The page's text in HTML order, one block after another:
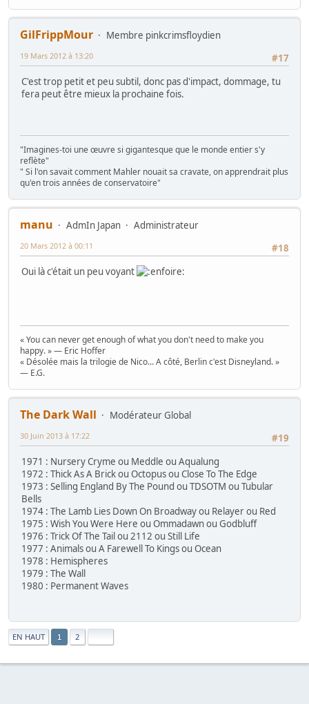
GilFrippMour
Membre pinkcrimsfloydien
#17
19 Mars 2012 à 13:20
C'est trop petit et peu subtil, donc pas d'impact, dommage, tu
fera peut être mieux la prochaine fois.
"Imagines-toi une œuvre si gigantesque que le monde entier s'y
reflète"
" Si l'on savait comment Mahler nouait sa cravate, on apprendrait plus
qu'en trois années de conservatoire"
manu AdmIn Japan
Administrateur
#18
20 Mars 2012 à 00:11
Oui là c'était un peu voyant
« You can never get enough of what you don't need to make you
happy. » — Eric Hoffer
« Désolée mais la trilogie de Nico... A côté, Berlin c'est Disneyland. »
— E.G.
The Dark Wall
Modérateur Global
#19
30 Juin 2013 à 17:22
1971 : Nursery Cryme ou Meddle ou Aqualung
1972 : Thick As A Brick ou Octopus ou Close To The Edge
1973 : Selling England By The Pound ou TDSOTM ou Tubular
Bells
1974 : The Lamb Lies Down On Broadway ou Relayer ou Red
1975 : Wish You Were Here ou Ommadawn ou Godbluff
1976 : Trick Of The Tail ou 2112 ou Still Life
1977 : Animals ou A Farewell To Kings ou Ocean
1978 : Hemispheres
1979 : The Wall
1980 : Permanent Waves
|
EN HAUT 1 2